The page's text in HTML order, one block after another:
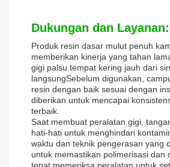
Dukungan dan Layanan:
Produk resin dasar mulut penuh
memberikan kinerja yang tahan
gigi palsu.tempat kering jauh dari
langsungSebelum digunakan,
resin dengan baik sesuai dengan
diberikan untuk mencapai
terbaik.
Saat membuat peralatan gigi,
hati-hati untuk menghindari
waktu dan teknik pengerasan yang
untuk memastikan polimerisasi dan